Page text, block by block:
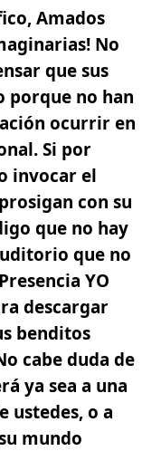
Amados
No
que sus
porque no han
ocurrir en
Si por
invocar el
con su
que no hay
que no
YO
descargar
benditos
cabe duda de
ya sea a una
ustedes, o a
mundo